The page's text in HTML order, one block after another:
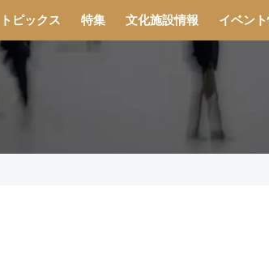
トピックス 特集 文化施設情報 イベン